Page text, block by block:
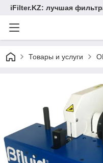
iFilter.KZ: лучшая
Товары и услуги